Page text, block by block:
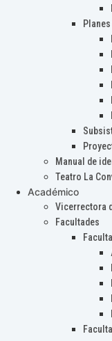
Manual de
Teatro La
Académico
Vicerrectora
Facultades